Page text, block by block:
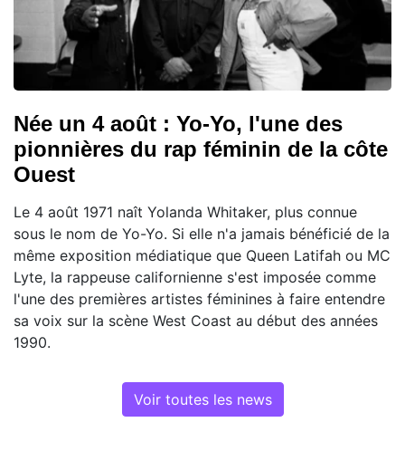
Née un 4 août : Yo-Yo, l'une des
pionnières du rap féminin de la côte
Ouest
Le 4 août 1971 naît Yolanda Whitaker, plus connue
sous le nom de Yo-Yo. Si elle n'a jamais bénéficié de la
même exposition médiatique que Queen Latifah ou MC
Lyte, la rappeuse californienne s'est imposée comme
l'une des premières artistes féminines à faire entendre
sa voix sur la scène West Coast au début des années
1990.
Voir toutes les news